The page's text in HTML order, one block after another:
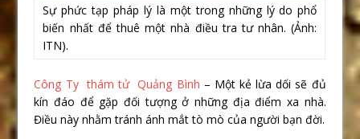
Sự phức tạp pháp lý là một trong những lý do phổ
biến nhất để thuê một nhà điều tra tư nhân. (Ảnh:
ITN).
Công Ty thám tử Quảng Bình – Một kẻ lừa dối sẽ đủ
kín đáo để gặp đối tượng ở những địa điểm xa nhà.
Điều này nhằm tránh ánh mắt tò mò của người bạn đời.